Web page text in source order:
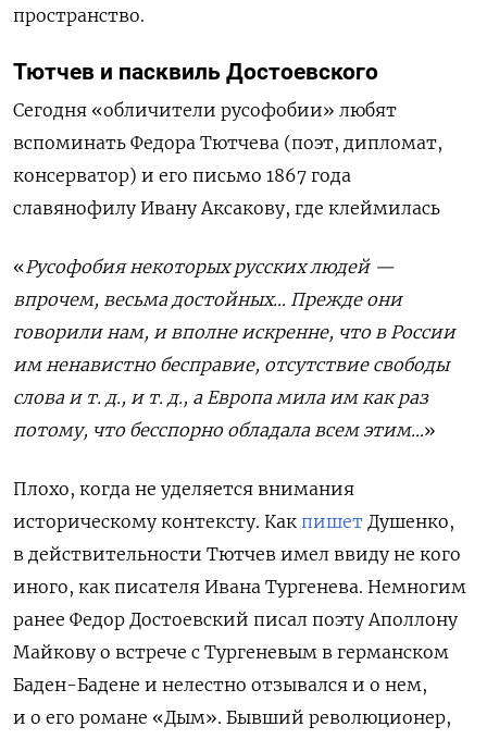
пространство.
Тютчев и пасквиль Достоевского
Сегодня «обличители русофобии» любят
вспоминать Федора Тютчева (поэт, дипломат,
консерватор) и его письмо 1867 года
славянофилу Ивану Аксакову, где клеймилась
«Русофобия некоторых русских людей —
впрочем, весьма достойных… Прежде они
говорили нам, и вполне искренне, что в России
им ненавистно бесправие, отсутствие свободы
слова и т. д., и т. д., а Европа мила им как раз
потому, что бесспорно обладала всем этим…»
Плохо, когда не уделяется внимания
историческому контексту. Как пишет Душенко,
в действительности Тютчев имел ввиду не кого
иного, как писателя Ивана Тургенева. Немногим
ранее Федор Достоевский писал поэту Аполлону
Майкову о встрече с Тургеневым в германском
Баден-Бадене и нелестно отзывался и о нем,
и о его романе «Дым». Бывший революционер,